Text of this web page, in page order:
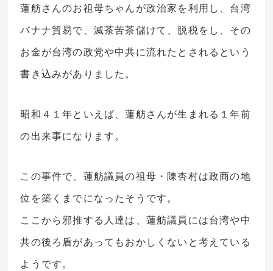
蓮舫さんのお祖母ちゃんが政治家を利用し、台湾
バナナ貿易で、滅茶苦茶儲けて、脱税をし、その
お金が台湾の政党や中共に流れたとされるという
書き込みがありました。
昭和４１年といえば、蓮舫さんが生まれる１年前
の出来事になります。
この事件で、蓮舫議員の祖母・陳杏村は政商の地
位を築くまでになったそうです。
ここから邪推する人達は、蓮舫議員には台湾や中
共の後ろ盾があってもおかしくないと考えている
ようです。